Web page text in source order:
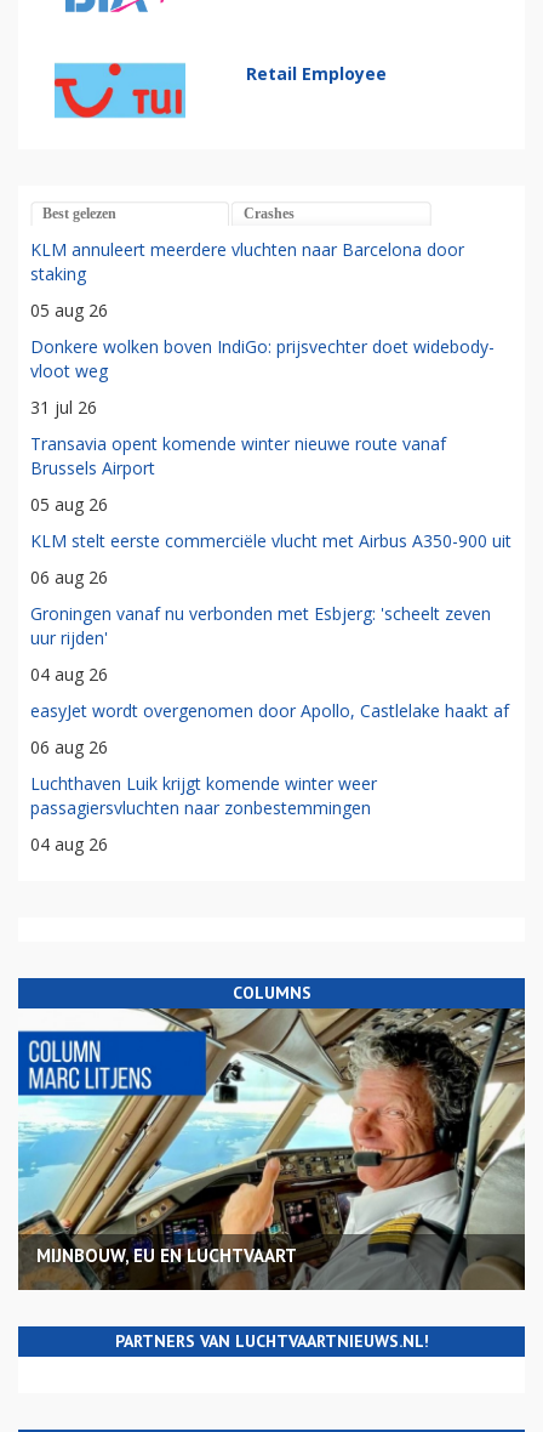
Retail Employee
Best gelezen Crashes
KLM annuleert meerdere vluchten naar Barcelona door
staking
05 aug 26
Donkere wolken boven IndiGo: prijsvechter doet widebody-
vloot weg
31 jul 26
Transavia opent komende winter nieuwe route vanaf
Brussels Airport
05 aug 26
KLM stelt eerste commerciële vlucht met Airbus A350-900 uit
06 aug 26
Groningen vanaf nu verbonden met Esbjerg: 'scheelt zeven
uur rijden'
04 aug 26
easyJet wordt overgenomen door Apollo, Castlelake haakt af
06 aug 26
Luchthaven Luik krijgt komende winter weer
passagiersvluchten naar zonbestemmingen
04 aug 26
COLUMNS
MIJNBOUW, EU EN LUCHTVAART
PARTNERS VAN LUCHTVAARTNIEUWS.NL!